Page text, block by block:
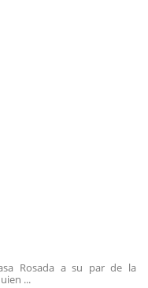
Rosada a su par de la
...